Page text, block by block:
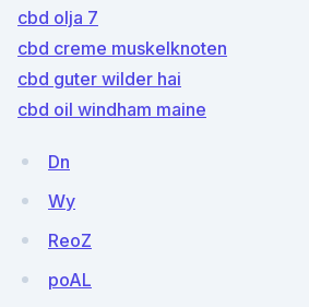
cbd olja 7
cbd creme muskelknoten
cbd guter wilder hai
cbd oil windham maine
Dn
Wy
ReoZ
poAL